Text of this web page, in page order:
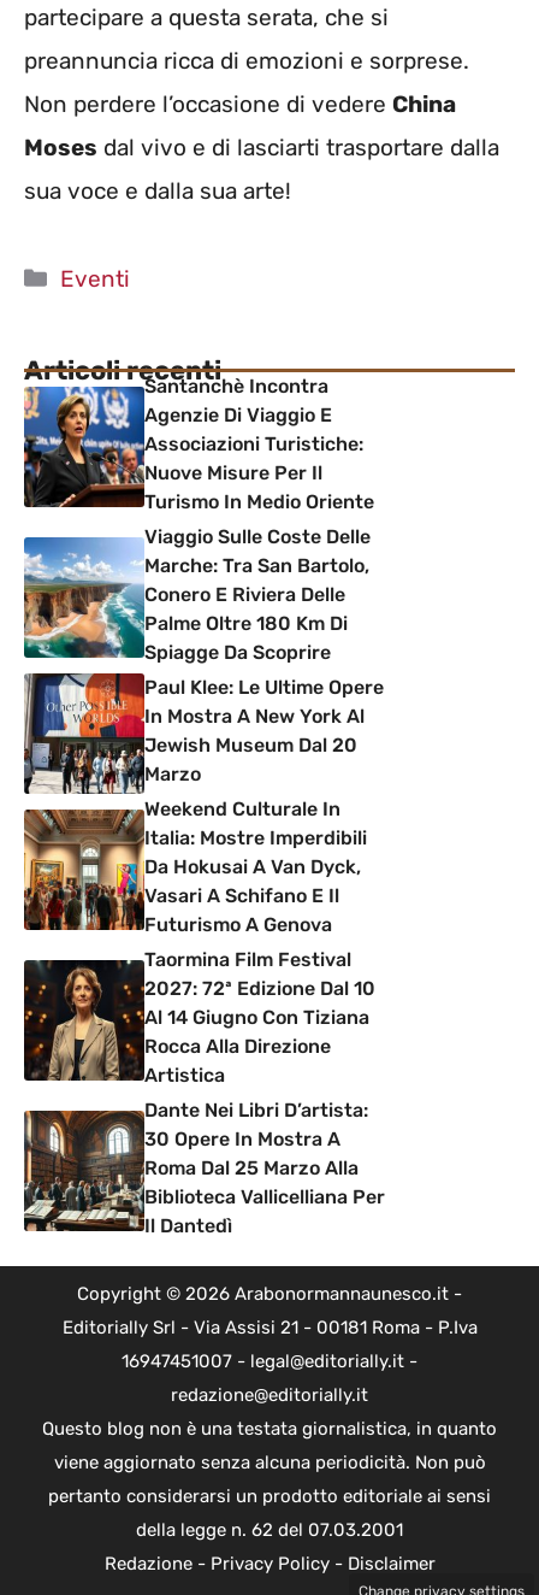
partecipare a questa serata, che si
preannuncia ricca di emozioni e sorprese.
Non perdere l’occasione di vedere China
Moses dal vivo e di lasciarti trasportare dalla
sua voce e dalla sua arte!
Categorie
Eventi
Articoli recentiSantanchè Incontra
Agenzie Di Viaggio E
Associazioni Turistiche:
Nuove Misure Per Il
Turismo In Medio Oriente
Viaggio Sulle Coste Delle
Marche: Tra San Bartolo,
Conero E Riviera Delle
Palme Oltre 180 Km Di
Spiagge Da Scoprire
Paul Klee: Le Ultime Opere
In Mostra A New York Al
Jewish Museum Dal 20
Marzo
Weekend Culturale In
Italia: Mostre Imperdibili
Da Hokusai A Van Dyck,
Vasari A Schifano E Il
Futurismo A Genova
Taormina Film Festival
2027: 72ª Edizione Dal 10
Al 14 Giugno Con Tiziana
Rocca Alla Direzione
Artistica
Dante Nei Libri D’artista:
30 Opere In Mostra A
Roma Dal 25 Marzo Alla
Biblioteca Vallicelliana Per
Il Dantedì
Copyright © 2026 Arabonormannaunesco.it -
Editorially Srl - Via Assisi 21 - 00181 Roma - P.Iva
16947451007 - legal@editorially.it -
redazione@editorially.it
Questo blog non è una testata giornalistica, in quanto
viene aggiornato senza alcuna periodicità. Non può
pertanto considerarsi un prodotto editoriale ai sensi
della legge n. 62 del 07.03.2001
Redazione- Privacy Policy- Disclaimer
Change privacy settings